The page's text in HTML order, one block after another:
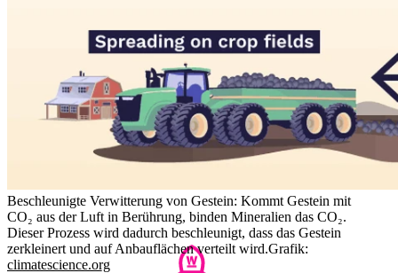
Beschleunigte Verwitterung von Gestein: Kommt Gestein mit
CO₂ aus der Luft in Berührung, binden Mineralien das CO₂.
Dieser Prozess wird dadurch beschleunigt, dass das Gestein
zerkleinert und auf Anbauflächen verteilt wird.Grafik:
climatescience.org